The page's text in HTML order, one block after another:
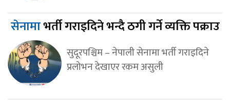
सेनामाभर्ती गराइदिने भन्दै ठगी गर्ने व्यक्ति पक्राउ
सुदूरपश्चिम – नेपाली सेनामा भर्ती गराइदिने
प्रलोभन देखाएर रकम असुली